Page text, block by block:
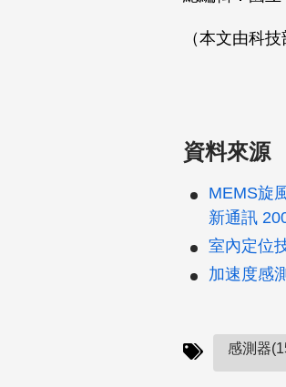
（本文由科技
資料來源
MEMS旋
新通訊
室內定位
加速度感
感測器